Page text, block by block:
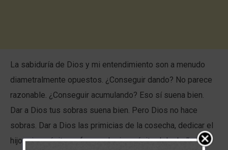
La sabiduría de Dios y mi entendimiento son a menudo
diametralmente opuestos. ¿Conseguir dando? No parece
razonable. ¿Conseguir acumulando? Eso sí suena bien.
Dar a Dios tus sobras suena bien. Pero Dios no hace
sobras. Dar a Dios las primicias de la cosecha, dedicar el
hijo primogénito y ofrecer el primogénito del rebaño eran